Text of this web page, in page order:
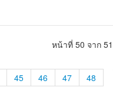
หน้าที่ 50 จาก 51
45 46 47
48